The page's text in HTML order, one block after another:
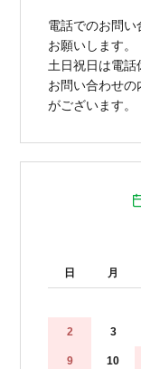
電話でのお問
お願いします。
土日祝日は電話
お問い合わせの
がございます。
日 月
2 3
9 10